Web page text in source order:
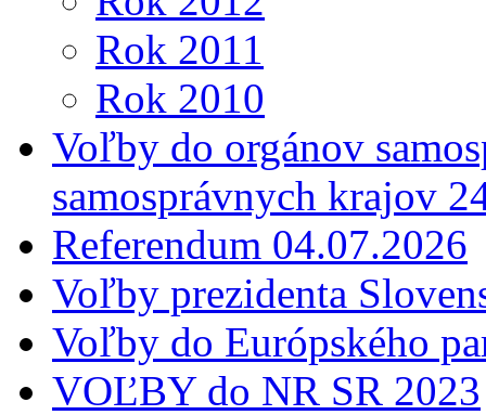
Rok 2011
Rok 2010
Voľby do orgánov
samosprávnych krajov
Referendum 04.07.2026
Voľby prezidenta
Voľby do Európského
VOĽBY do NR SR 2023